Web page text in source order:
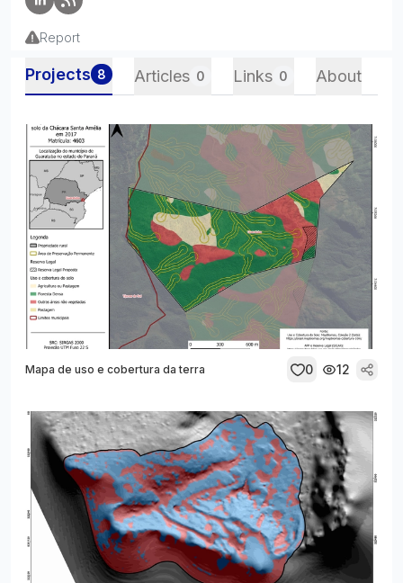
Report
Projects 8 Articles 0 Links 0 About
Mapa de uso e cobertura da terra 0 12